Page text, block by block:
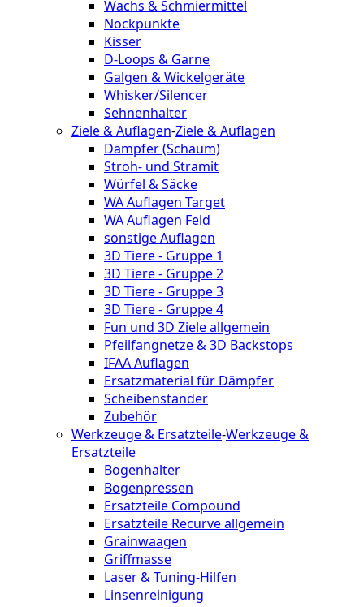
Wachs & Schmiermittel
Nockpunkte
Kisser
D-Loops & Garne
Galgen & Wickelgeräte
Whisker/Silencer
Sehnenhalter
Ziele & Auflagen-Ziele & Auflagen
Dämpfer (Schaum)
Stroh- und Stramit
Würfel & Säcke
WA Auflagen Target
WA Auflagen Feld
sonstige Auflagen
3D Tiere - Gruppe 1
3D Tiere - Gruppe 2
3D Tiere - Gruppe 3
3D Tiere - Gruppe 4
Fun und 3D Ziele allgemein
Pfeilfangnetze & 3D Backstops
IFAA Auflagen
Ersatzmaterial für Dämpfer
Scheibenständer
Zubehör
Werkzeuge & Ersatzteile-Werkzeuge &
Ersatzteile
Bogenhalter
Bogenpressen
Ersatzteile Compound
Ersatzteile Recurve allgemein
Grainwaagen
Griffmasse
Laser & Tuning-Hilfen
Linsenreinigung